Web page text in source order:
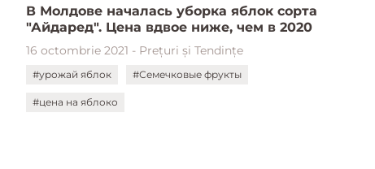
В Молдове началась уборка яблок сорта
"Айдаред". Цена вдвое ниже, чем в 2020
16 octombrie 2021 - Prețuri și Tendințe
#урожай яблок #Семечковые фрукты
#цена на яблоко